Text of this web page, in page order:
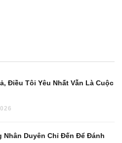
Điều Tôi Yêu Nhất Vẫn Là Cuộc
Nhân Duyên Chỉ Đến Để Đánh